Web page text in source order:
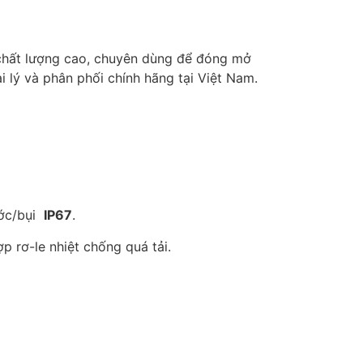
lượng cao, chuyên dùng để đóng mở
và phân phối chính hãng tại Việt Nam.
bụi IP67.
rơ-le nhiệt chống quá tải.